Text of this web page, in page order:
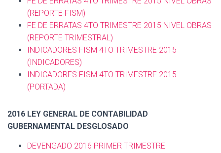
(REPORTE FISM)
FE DE ERRATAS 4TO TRIMESTRE 2015 NIVEL OBRAS
(REPORTE TRIMESTRAL)
INDICADORES FISM 4TO TRIMESTRE 2015
(INDICADORES)
INDICADORES FISM 4TO TRIMESTRE 2015
(PORTADA)
2016 LEY GENERAL DE CONTABILIDAD
GUBERNAMENTAL DESGLOSADO
DEVENGADO 2016 PRIMER TRIMESTRE